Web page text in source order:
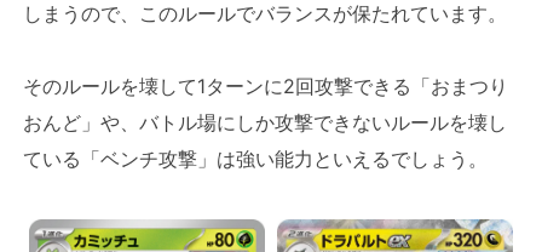
しまうので、このルールでバランスが保たれています。
そのルールを壊して1ターンに2回攻撃できる「おまつり
おんど」や、バトル場にしか攻撃できないルールを壊し
ている「ベンチ攻撃」は強い能力といえるでしょう。